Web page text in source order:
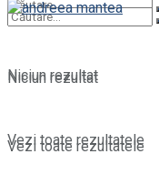
Niciun rezultat
Vezi toate rezultatele
Niciun rezultat
Vezi toate rezultatele